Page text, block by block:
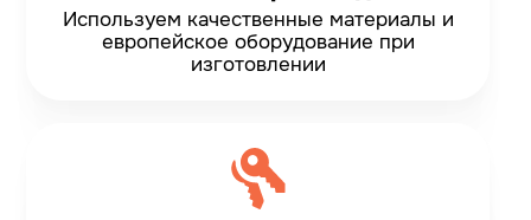
Используем качественные материалы и
европейское оборудование при
изготовлении